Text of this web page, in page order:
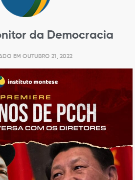
da Democracia
EM OUTUBRO 21, 2022